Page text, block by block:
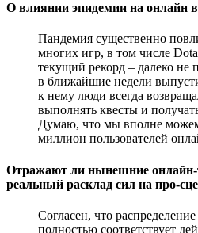
О влиянии эпидемии на онлайн
Пандемия существенно
многих игр, в том числе
текущий рекорд – далеко не
в ближайшие недели
к нему люди всегда
выполнять квесты и
Думаю, что мы вполне
миллион пользователей
Отражают ли нынешние
реальный расклад сил на про-
Согласен, что
полностью соответствует